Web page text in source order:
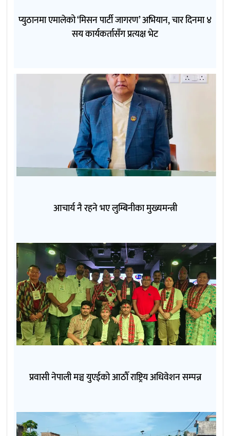
प्युठानमा एमालेको ‘मिसन पार्टी जागरण’ अभियान, चार दिनमा ४
सय कार्यकर्तासँग प्रत्यक्ष भेट
आचार्य नै रहने भए लुम्बिनीका मुख्यमन्त्री
प्रवासी नेपाली मञ्च युएईको आठौँ राष्ट्रिय अधिवेशन सम्पन्न